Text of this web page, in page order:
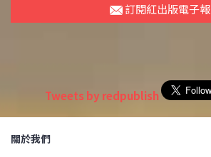
訂閱紅出版電子報
Tweets by redpublish
關於我們